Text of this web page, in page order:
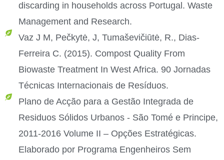
discarding in households across Portugal. Waste
Management and Research.
Vaz J M, Pečkytė, J, Tumaševičiūtė, R., Dias-
Ferreira C. (2015). Compost Quality From
Biowaste Treatment In West Africa. 90 Jornadas
Técnicas Internacionais de Resíduos.
Plano de Acção para a Gestão Integrada de
Residuos Sólidos Urbanos - São Tomé e Principe,
2011-2016 Volume II – Opções Estratégicas.
Elaborado por Programa Engenheiros Sem